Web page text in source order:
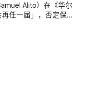
Alito）在《华尔
任一届」，否定保守
他生命有限，却也暗